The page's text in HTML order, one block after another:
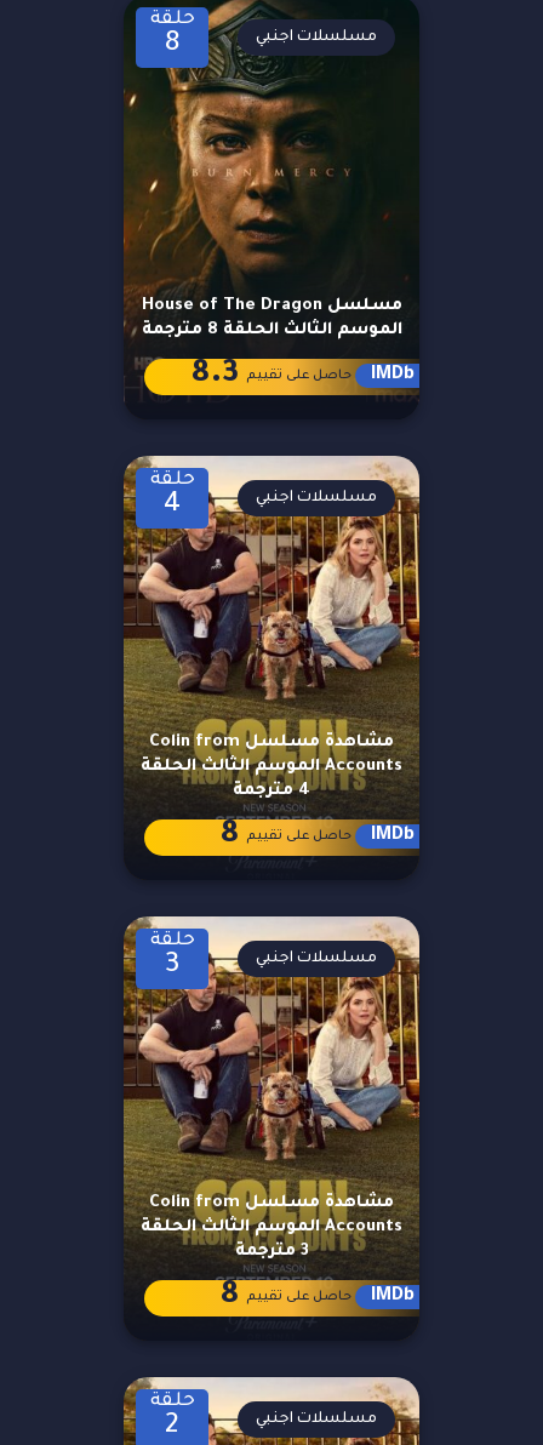
حلقة
8
مسلسل House of The Dragon
الموسم الثالث الحلقة 8 مترجمة
مسلسلات اجنبي
IMDb حاصل على تقييم 8.3
حلقة
4
مشاهدة مسلسل Colin from
Accounts الموسم الثالث الحلقة
4 مترجمة
مسلسلات اجنبي
IMDb حاصل على تقييم 8
حلقة
3
مشاهدة مسلسل Colin from
Accounts الموسم الثالث الحلقة
3 مترجمة
مسلسلات اجنبي
IMDb حاصل على تقييم 8
حلقة
2 مسلسلات اجنبي